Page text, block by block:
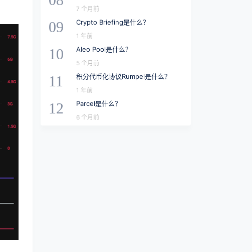
7 个月前
09 Crypto Briefing是什么？
1 年前
10 Aleo Pool是什么？
5 个月前
11 积分代币化协议Rumpel是什么？
1 年前
12 Parcel是什么？
6 个月前